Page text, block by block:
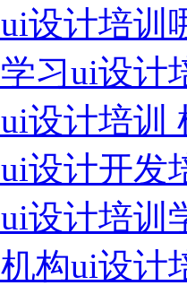
设计培训
习ui设计
设计培训
设计开发
设计培训
构ui设计